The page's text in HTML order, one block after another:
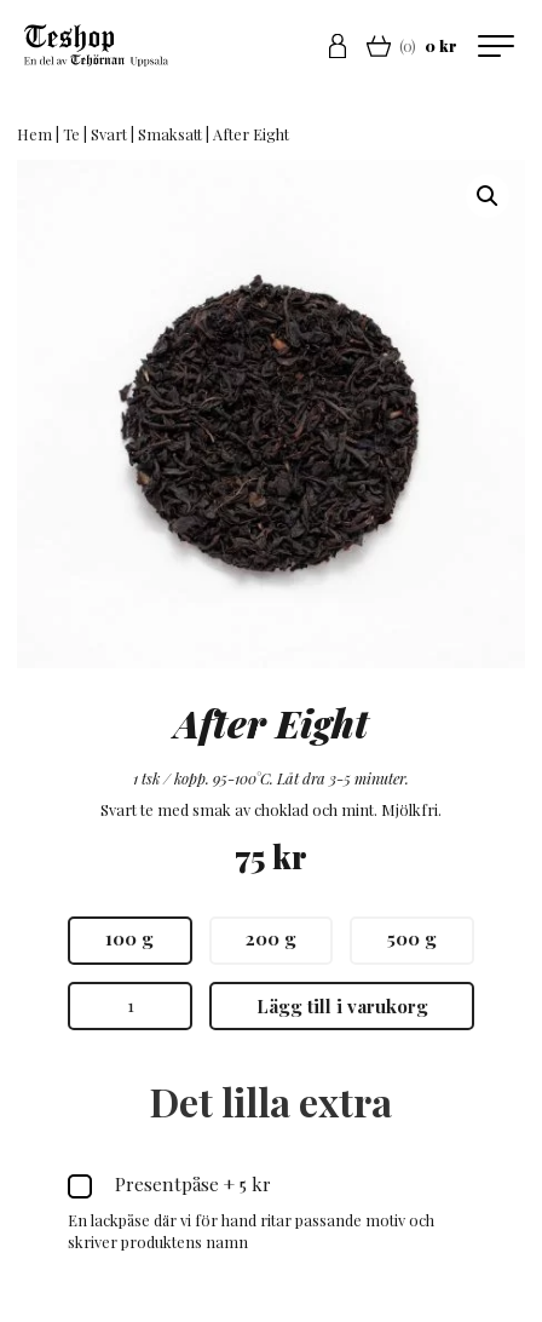
(0) 0 kr
Hem Te Svart Smaksatt | After Eight
After Eight
1 tsk / kopp. 95-100°C. Låt dra 3-5 minuter.
Svart te med smak av choklad och mint. Mjölkfri.
100 g 200 g 500 g
Det lilla extra
Presentpåse + 5 kr
En lackpåse där vi för hand ritar passande motiv och
skriver produktens namn
75kr
After
mängd
Lägg till i varukorg